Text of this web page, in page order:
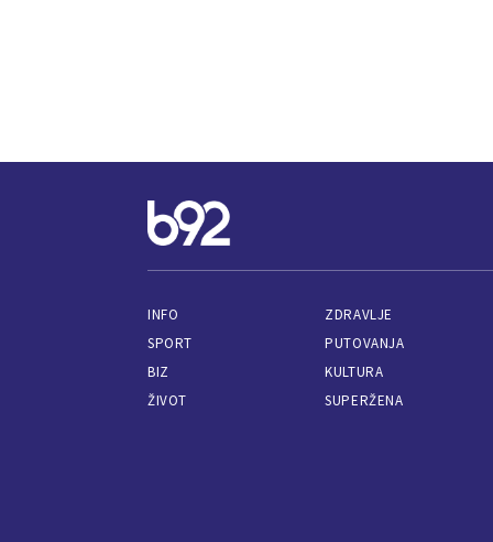
INFO
SPORT
BIZ
ŽIVOT
ZDRAVLJE
PUTOVANJA
KULTURA
SUPERŽENA